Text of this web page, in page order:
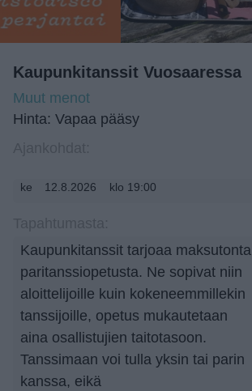
Kaupunkitanssit Vuosaaressa
Muut menot
Hinta: Vapaa pääsy
ke 12.8.2026 klo 19:00
Kaupunkitanssit tarjoaa maksutonta
paritanssiopetusta. Ne sopivat niin
aloittelijoille kuin kokeneemmillekin
tanssijoille, opetus mukautetaan
aina osallistujien taitotasoon.
Tanssimaan voi tulla yksin tai parin
kanssa, eikä